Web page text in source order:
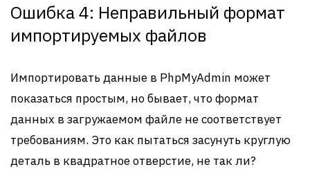
Ошибка 4: Неправильный формат
импортируемых файлов
Импортировать данные в PhpMyAdmin может
показаться простым, но бывает, что формат
данных в загружаемом файле не соответствует
требованиям. Это как пытаться засунуть круглую
деталь в квадратное отверстие, не так ли?